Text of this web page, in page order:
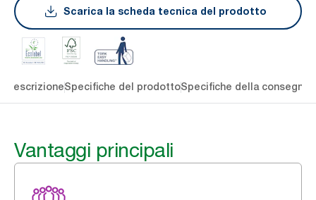
Scarica la scheda tecnica del prodotto
DescrizioneSpecifiche del prodottoSpecifiche della consegna
Vantaggi principali